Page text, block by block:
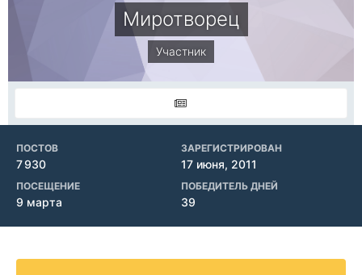
Миротворец
Участник
ПОСТОВ
7 930
ЗАРЕГИСТРИРОВАН
17 июня, 2011
ПОСЕЩЕНИЕ
9 марта
ПОБЕДИТЕЛЬ ДНЕЙ
39